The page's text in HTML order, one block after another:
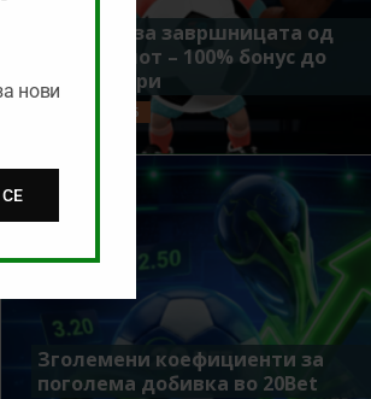
Идеално за завршницата од
Мундијалот – 100% бонус до
7500 денари
ЈУЛИ 15, 2026
Зголемени коефициенти за
поголема добивка во 20Bet
нови